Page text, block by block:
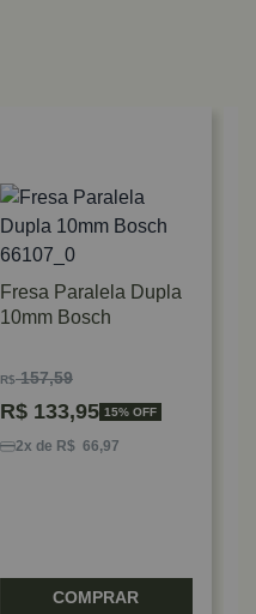
Fresa Paralela Dupla
10mm Bosch
R$157,59
R$ 133,95 15% OFF
2x de R$ 66,97
COMPRAR